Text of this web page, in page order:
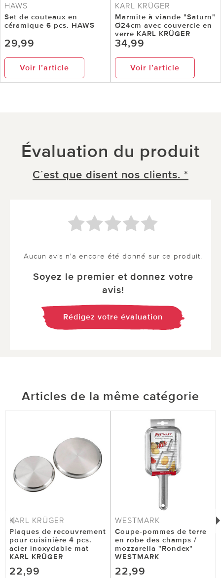
HAWS
Set de couteaux en
céramique 6 pcs. HAWS
29,99
Voir l’article
KARL KRÜGER
Marmite à viande "Saturn"
Ø24cm avec couvercle en
verre KARL KRÜGER
34,99
Voir l’article
Évaluation du produit
C´est que disent nos clients. *
Aucun avis n'a encore été donné sur ce produit.
Soyez le premier et donnez votre
avis!
Rédigez votre évaluation
Articles de la même catégorie
KARL KRÜGER
Plaques de recouvrement
pour cuisinière 4 pcs.
acier inoxydable mat
KARL KRÜGER
22,99
WESTMARK
Coupe-pommes de terre
en robe des champs /
mozzarella "Rondex"
WESTMARK
22,99